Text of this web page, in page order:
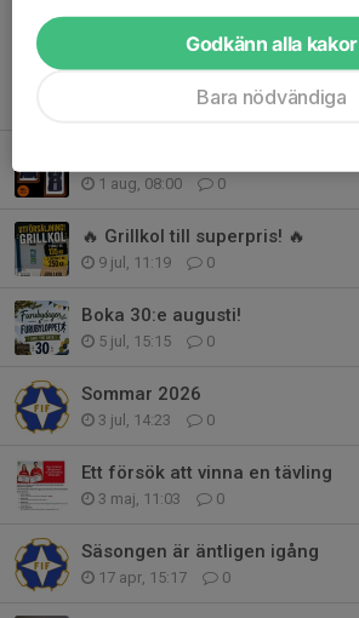
1 aug, 08:00 0
🔥 Grillkol till superpris! 🔥
9 jul, 11:19 0
Boka 30:e augusti!
5 jul, 15:15 0
Sommar 2026
3 jul, 14:23 0
Ett försök att vinna en tävling
3 maj, 11:03 0
Säsongen är äntligen igång
17 apr, 15:17 0
Godkänn alla kakor
Bara nödvändiga